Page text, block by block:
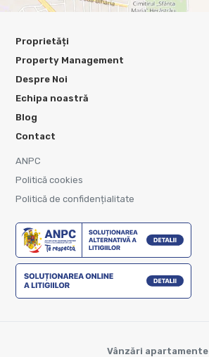
Proprietăți
Property Management
Despre Noi
Echipa noastră
Blog
Contact
ANPC
Politică cookies
Politică de confidențialitate
Vânzări apartamente